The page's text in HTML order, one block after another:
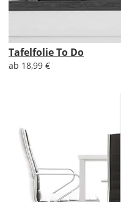
Tafelfolie To Do
ab 18,99 €